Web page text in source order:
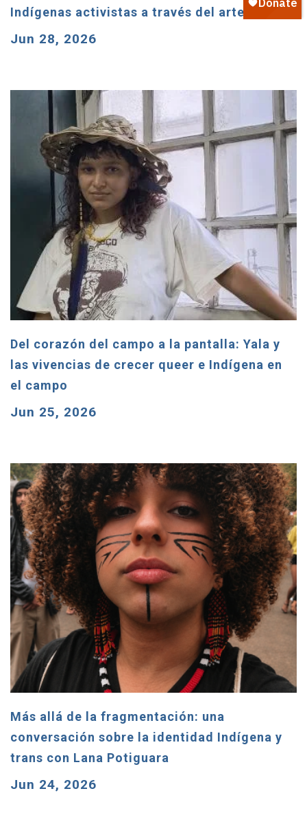
Indígenas activistas a través del arte
Jun 28, 2026
Del corazón del campo a la pantalla: Yala y
las vivencias de crecer queer e Indígena en
el campo
Jun 25, 2026
Más allá de la fragmentación: una
conversación sobre la identidad Indígena y
trans con Lana Potiguara
Jun 24, 2026